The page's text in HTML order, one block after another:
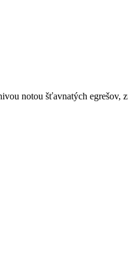
notou šťavnatých egrešov,